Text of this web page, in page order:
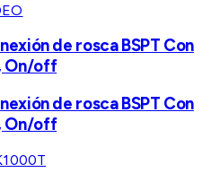
de rosca BSPT Con
On/off
de rosca BSPT Con
On/off